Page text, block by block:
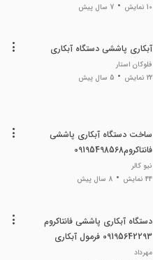
10 نمایش
7 سال پیش
آبکاری پاششی دستگاه آبکاری
فلوکان استار
22 نمایش
5 سال پیش
ساخت دستگاه آبکاری پاششی
فانتاکروم09195498568
نیو کالر
44 نمایش
8 سال پیش
دستگاه آبکاری پاششی فانتاکروم
09195642293 فرمول آبکاری
مهرداد